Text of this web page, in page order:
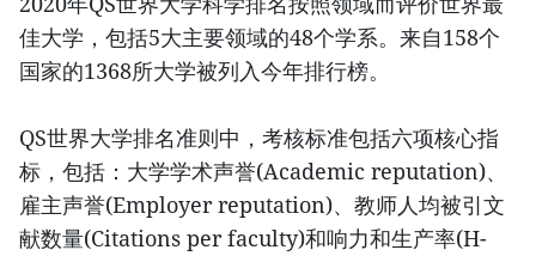
佳大学，包括5大主要领域的48个学系。来自158个
国家的1368所大学被列入今年排行榜。
QS世界大学排名准则中，考核标准包括六项核心指
标，包括：大学学术声誉(Academic reputation)、
雇主声誉(Employer reputation)、教师人均被引文
献数量(Citations per faculty)和响力和生产率(H-